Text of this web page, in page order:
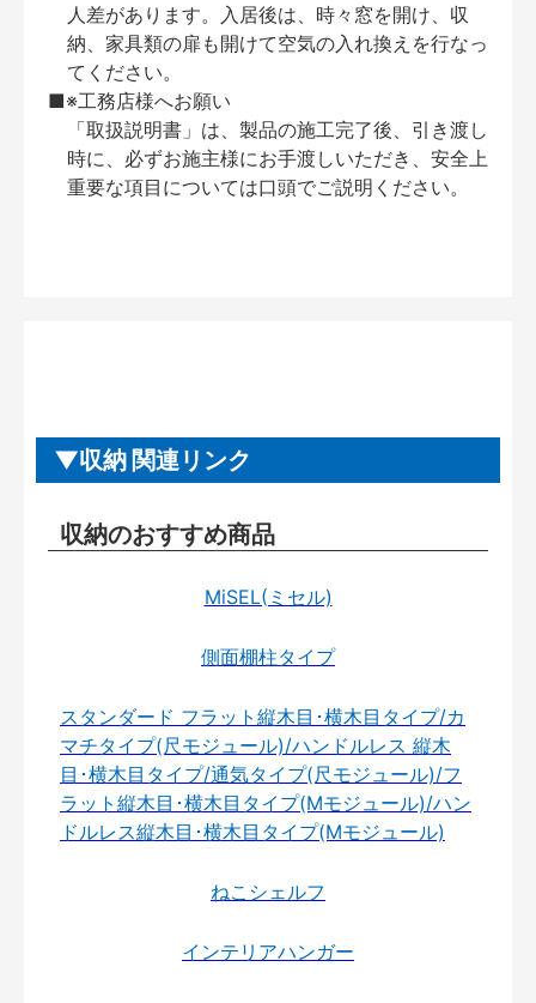
人差があります。入居後は、時々窓を開け、収
納、家具類の扉も開けて空気の入れ換えを行なっ
てください。
■※工務店様へお願い
「取扱説明書」は、製品の施工完了後、引き渡し
時に、必ずお施主様にお手渡しいただき、安全上
重要な項目については口頭でご説明ください。
収納 関連リンク
収納のおすすめ商品
MiSEL(ミセル)
側面棚柱タイプ
スタンダード フラット縦木目･横木目タイプ/カ
マチタイプ(尺モジュール)/ハンドルレス 縦木
目･横木目タイプ/通気タイプ(尺モジュール)/フ
ラット縦木目･横木目タイプ(Mモジュール)/ハン
ドルレス縦木目･横木目タイプ(Mモジュール)
ねこシェルフ
インテリアハンガー